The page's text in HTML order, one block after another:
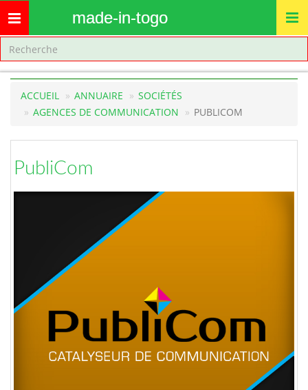
Toggle
navigation
made-in-togo
ACCUEIL ANNUAIRE
SOCIÉTÉS
AGENCES DE COMMUNICATION
PUBLICOM
PubliCom